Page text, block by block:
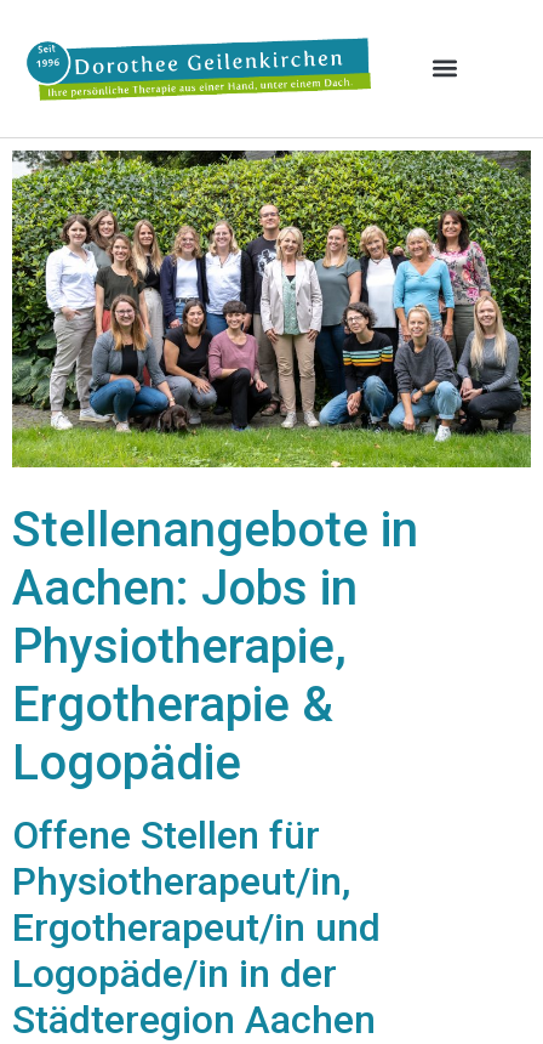
Stellenangebote in
Aachen: Jobs in
Physiotherapie,
Ergotherapie &
Logopädie
Offene Stellen für
Physiotherapeut/in,
Ergotherapeut/in und
Logopäde/in in der
Städteregion Aachen